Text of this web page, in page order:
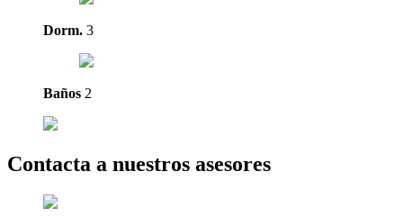
Dorm. 3
Baños 2
Contacta a nuestros asesores